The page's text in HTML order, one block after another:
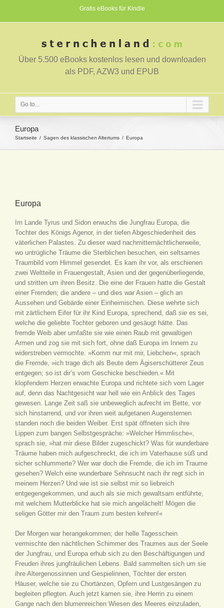
Gratis eBooks für Kindle
Über 5.500 eBooks kostenlos lesen und downloaden
als PDF, AZW3 und EPUB
Go to...
Europa
Startseite Sagen des klassischen Altertums Europa
Europa
Im Lande Tyrus und Sidon erwuchs die Jungfrau Europa, die
Tochter des Königs Agenor, in der tiefen Abgeschiedenheit des
väterlichen Palastes. Zu dieser ward nachmitternächtlicherweile,
wo untrügliche Träume die Sterblichen besuchen, ein seltsames
Traumbild vom Himmel gesendet. Es kam ihr vor, als erschienen
zwei Weltteile in Frauengestalt, Asien und der gegenüberliegende,
und stritten um ihren Besitz. Die eine der Frauen hatte die Gestalt
einer Fremden; die andere – und dies war Asien – glich an
Aussehen und Gebärde einer Einheimischen. Diese wehrte sich
mit zärtlichem Eifer für ihr Kind Europa, sprechend, daß sie es sei,
welche die geliebte Tochter geboren und gesäugt hätte. Das
fremde Weib aber umfaßte sie wie einen Raub mit gewaltigen
Armen und zog sie mit sich fort, ohne daß Europa im Innern zu
widerstreben vermochte. »Komm nur mit mir, Liebchen«, sprach
die Fremde, »ich trage dich als Beute dem Ägiserschütterer Zeus
entgegen; so ist dir’s vom Geschicke beschieden.« Mit
klopfendem Herzen erwachte Europa und richtete sich vom Lager
auf, denn das Nachtgesicht war hell wie ein Anblick des Tages
gewesen. Lange Zeit saß sie unbeweglich aufrecht im Bette, vor
sich hinstarrend, und vor ihren weit aufgetanen Augensternen
standen noch die beiden Weiber. Erst spät öffneten sich ihre
Lippen zum bangen Selbstgespräche: »Welcher Himmlische«,
sprach sie, »hat mir diese Bilder zugeschickt? Was für wunderbare
Träume haben mich aufgeschreckt, die ich im Vaterhause süß und
sicher schlummerte? Wer war doch die Fremde, die ich im Traume
gesehen? Welch eine wunderbare Sehnsucht nach ihr regt sich in
meinem Herzen? Und wie ist sie selbst mir so liebreich
entgegengekommen, und auch als sie mich gewaltsam entführte,
mit welchem Mutterblicke hat sie mich angelächelt! Mögen die
seligen Götter mir den Traum zum besten kehren!«
Der Morgen war herangekommen; der helle Tagesschein
vermischte den nächtlichen Schimmer des Traumes aus der Seele
der Jungfrau, und Europa erhub sich zu den Beschäftigungen und
Freuden ihres jungfräulichen Lebens. Bald sammelten sich um sie
ihre Altergenossinnen und Gespielinnen, Töchter der ersten
Häuser, welche sie zu Chortänzen, Opfern und Lustgesängen zu
begleiten pflegten. Auch jetzt kamen sie, ihre Herrin zu einem
Gange nach den blumenreichen Wiesen des Meeres einzuladen,